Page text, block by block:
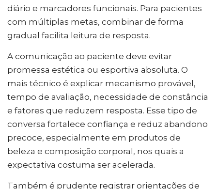
diário e marcadores funcionais. Para pacientes
com múltiplas metas, combinar de forma
gradual facilita leitura de resposta.
A comunicação ao paciente deve evitar
promessa estética ou esportiva absoluta. O
mais técnico é explicar mecanismo provável,
tempo de avaliação, necessidade de constância
e fatores que reduzem resposta. Esse tipo de
conversa fortalece confiança e reduz abandono
precoce, especialmente em produtos de
beleza e composição corporal, nos quais a
expectativa costuma ser acelerada.
Também é prudente registrar orientações de